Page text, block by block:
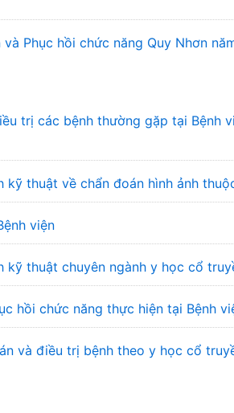
Phục hồi chức năng Quy Nhơn
trị các bệnh thường gặp tại Bệnh
thuật về chẩn đoán hình ảnh
viện
kỹ thuật chuyên ngành y học cổ
hồi chức năng thực hiện tại Bệnh
và điều trị bệnh theo y học cổ